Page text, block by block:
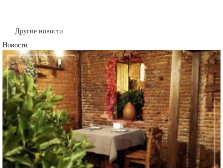
Другие новости
Новости